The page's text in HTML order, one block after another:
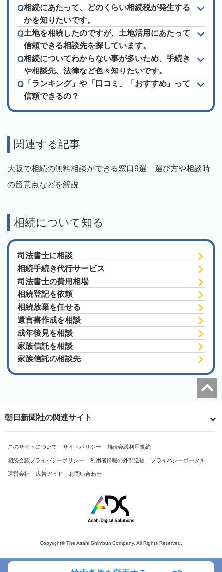
相続にあたって、どのくらい相続税が発生する
かを知りたいです。
土地を相続したのですが、土地活用にあたって
信頼できる相談先を探しています。
相続についてわからない事が多いため、手続き
や相談先、法律など色々知りたいです。
「ランキング」や「口コミ」「おすすめ」って
信頼できるの？
関連する記事
大阪で相続の無料相談ができる窓口9選 選び方や相談時
の留意点などを解説
相続について知る
司法書士に相談
相続手続き代行サービス
司法書士の費用相場
相続登記を依頼
相続放棄を任せる
遺言書作成を相談
成年後見を相談
家族信託を相談
家族信託の相談先
朝日新聞社の関連サイト
このサイトについて サイトポリシー 相続会議利用規約
相続会議プライバシーポリシー 利用者情報の外部送信 プライバシーポータル
運営会社 広告ガイド お問い合わせ
Copyright© The Asahi Shimbun Company. All Rights Reserved.